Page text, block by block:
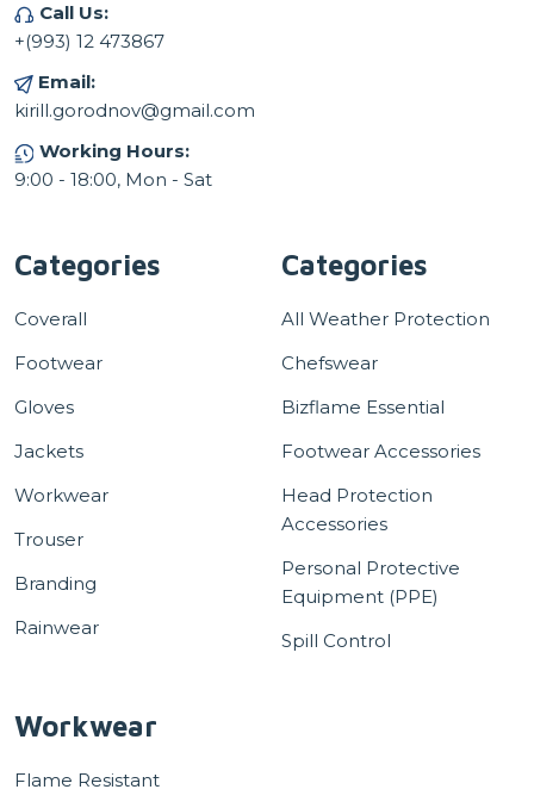
Call Us:
+(993) 12 473867
Email:
kirill.gorodnov@gmail.com
Working Hours:
9:00 - 18:00, Mon - Sat
Categories
Coverall
Footwear
Gloves
Jackets
Workwear
Trouser
Branding
Rainwear
Categories
All Weather Protection
Chefswear
Bizflame Essential
Footwear Accessories
Head Protection
Accessories
Personal Protective
Equipment (PPE)
Spill Control
Workwear
Flame Resistant